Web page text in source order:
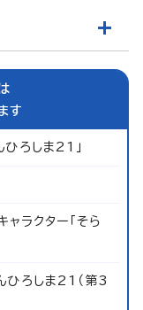
す
ひろしま21」
ラクター「そら
ひろしま21（第3